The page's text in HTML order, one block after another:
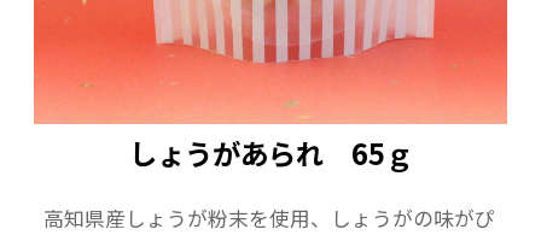
しょうがあられ 65ｇ
高知県産しょうが粉末を使用、しょうがの味がぴ